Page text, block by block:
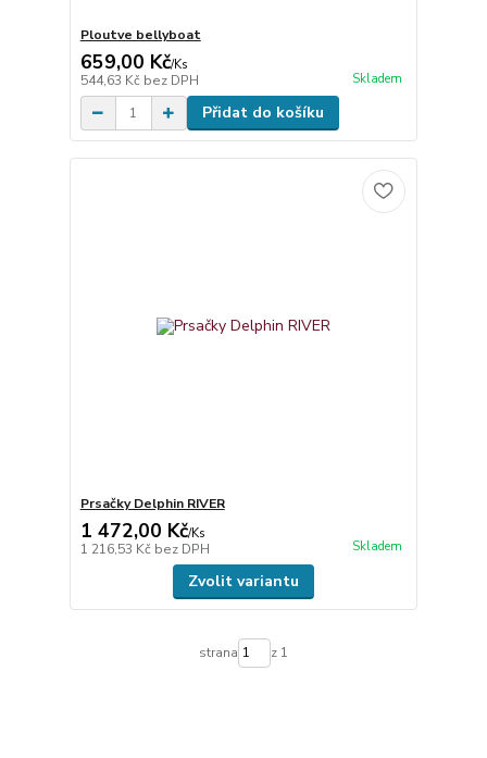
Ploutve bellyboat
659,00 Kč/Ks
544,63 Kč bez DPH Skladem
Přidat do košíku
Prsačky Delphin RIVER
1 472,00 Kč/Ks
1 216,53 Kč bez DPH Skladem
Zvolit variantu
strana z 1